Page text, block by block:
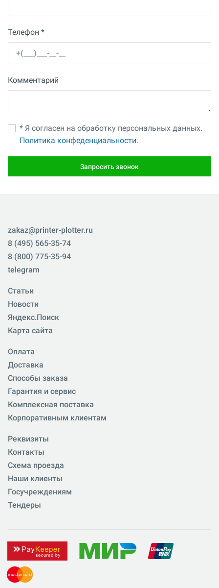
Телефон *
Комментарий
* Я согласен на обработку персональных данных.
Политика конфеденциальности.
Запросить звонок
zakaz@printer-plotter.ru
8 (495) 565-35-74
8 (800) 775-35-94
telegram
Статьи
Новости
Яндекс.Поиск
Карта сайта
Оплата
Доставка
Способы заказа
Гарантия и сервис
Комплексная поставка
Корпоративным клиентам
Реквизиты
Контакты
Схема проезда
Наши клиенты
Госучреждениям
Тендеры